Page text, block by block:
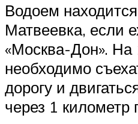
Водоем
Матвеевка, если
«Москва-Дон». На
необходимо
дорогу и
через 1 километр